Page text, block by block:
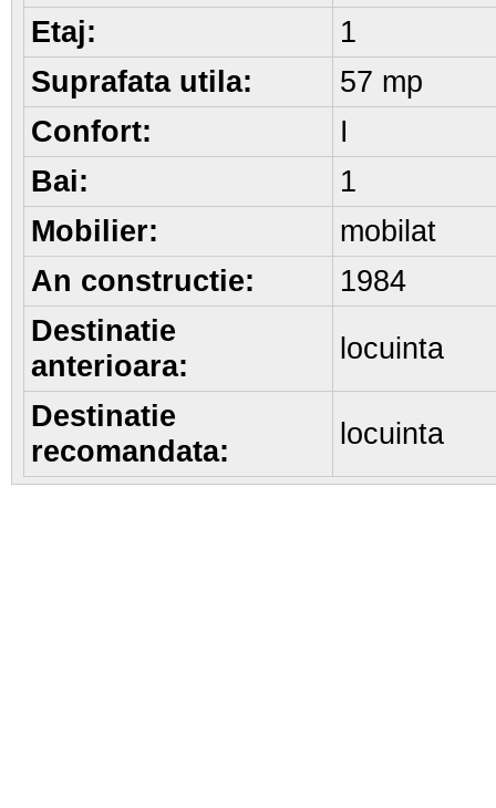
Etaj:
1
Suprafata utila:
57 mp
Confort:
I
Bai:
1
Mobilier:
mobilat
An constructie:
1984
Destinatie
anterioara:
locuinta
Destinatie
recomandata:
locuinta